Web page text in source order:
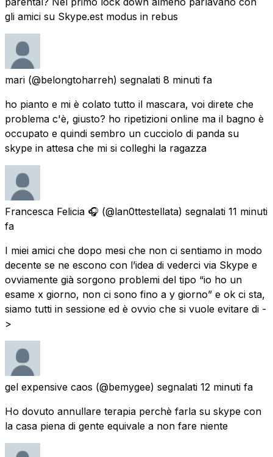
gli amici su Skype.est modus in rebus
mari (@belongtoharreh) segnalati 8 minuti fa
ho pianto e mi è colato tutto il mascara, voi direte che
problema c'è, giusto? ho ripetizioni online ma il bagno è
occupato e quindi sembro un cucciolo di panda su
skype in attesa che mi si colleghi la ragazza
Francesca Felicia 🎧 (@lan0ttestellata) segnalati 11 minuti
fa
I miei amici che dopo mesi che non ci sentiamo in modo
decente se ne escono con l’idea di vederci via Skype e
ovviamente già sorgono problemi del tipo “io ho un
esame x giorno, non ci sono fino a y giorno” e ok ci sta,
siamo tutti in sessione ed è ovvio che si vuole evitare di -
>
gel expensive caos (@bemygee) segnalati 12 minuti fa
Ho dovuto annullare terapia perchè farla su skype con
la casa piena di gente equivale a non fare niente